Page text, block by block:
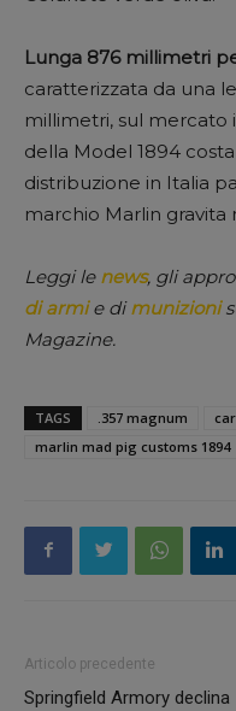
Lunga 876 millimetri
caratterizzata da una
millimetri, sul mercato
della Model 1894 costa
distribuzione in Italia
marchio Marlin gravita
Leggi le news, gli
di armie dimunizioni
Magazine.
TAGS .357 magnum
marlin mad pig customs 1894
Articolo precedente
Springfield Armory declina